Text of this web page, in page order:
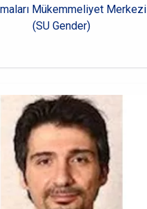
Mükemmeliyet Merkezi
(SU Gender)